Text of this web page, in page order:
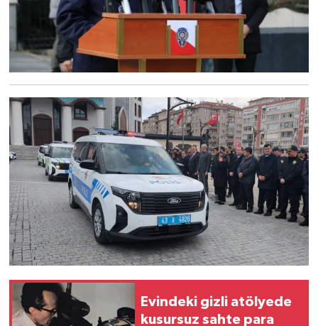
Evindeki gizli atölyede
kusursuz sahte para